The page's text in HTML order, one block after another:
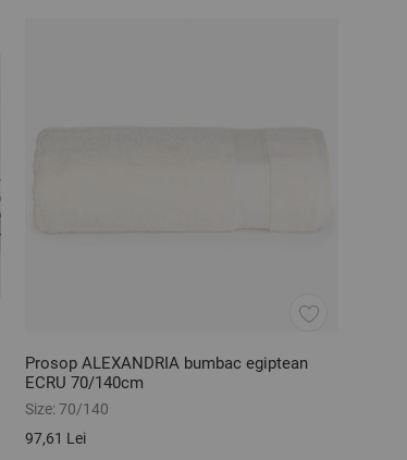
Prosop ALEXANDRIA bumbac egiptean
ECRU 70/140cm
Size:70/140
97,61 Lei